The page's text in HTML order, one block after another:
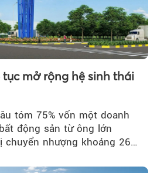
tục mở rộng hệ sinh thái
tóm 75% vốn một doanh
động sản từ ông lớn
chuyển nhượng khoảng 262